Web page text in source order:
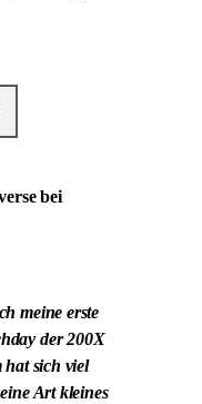
meine erste
der 200X
hat sich viel
Art kleines